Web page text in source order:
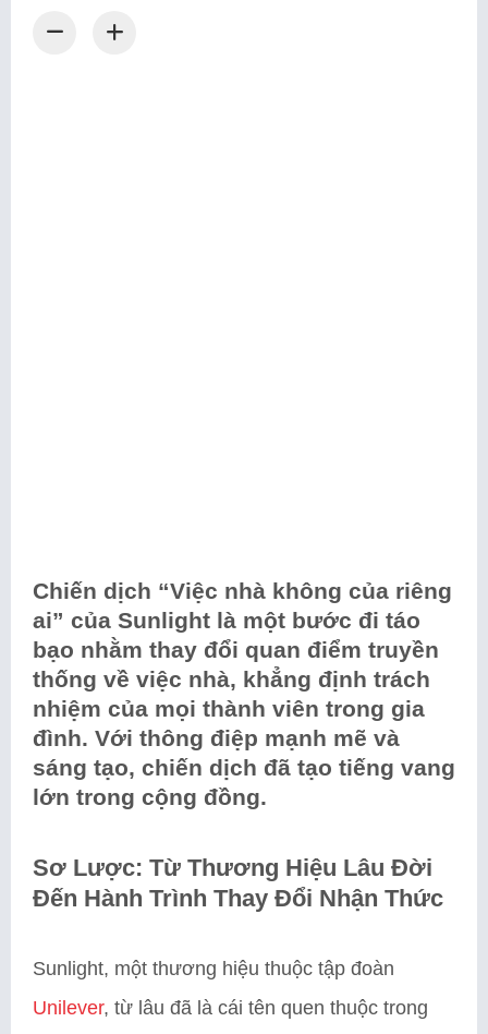
Chiến dịch “Việc nhà không của riêng
ai” của Sunlight là một bước đi táo
bạo nhằm thay đổi quan điểm truyền
thống về việc nhà, khẳng định trách
nhiệm của mọi thành viên trong gia
đình. Với thông điệp mạnh mẽ và
sáng tạo, chiến dịch đã tạo tiếng vang
lớn trong cộng đồng.
Sơ Lược: Từ Thương Hiệu Lâu Đời
Đến Hành Trình Thay Đổi Nhận Thức
Sunlight, một thương hiệu thuộc tập đoàn
Unilever, từ lâu đã là cái tên quen thuộc trong